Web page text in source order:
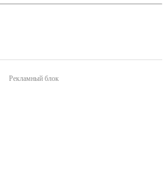
Рекламный блок